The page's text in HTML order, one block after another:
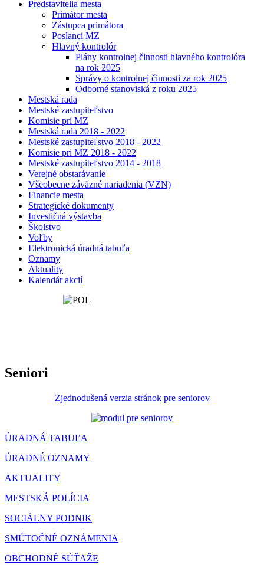
Predstavitelia mesta
Primátor mesta
Zástupca primátora
Poslanci MZ
Hlavný kontrolór
Plány kontrolnej činnosti hlavného kontrolóra
na rok 2025
Správy o kontrolnej činnosti za rok 2025
Odborné stanoviská z roku 2025
Mestská rada
Mestské zastupiteľstvo
Komisie pri MZ
Mestská rada 2018 - 2022
Mestské zastupiteľstvo 2018 - 2022
Komisie pri MZ 2018 - 2022
Mestské zastupiteľstvo 2014 - 2018
Verejné obstarávanie
Všeobecne záväzné nariadenia (VZN)
Financie mesta
Strategické dokumenty
Investičná výstavba
Školstvo
Voľby
Elektronická úradná tabuľa
Oznamy
Aktuality
Kalendár akcií
Seniori
Zjednodušená verzia stránok pre seniorov
ÚRADNÁ TABUĽA
ÚRADNÉ OZNAMY
AKTUALITY
MESTSKÁ POLÍCIA
SOCIÁLNY PODNIK
SMÚTOČNÉ OZNÁMENIA
OBCHODNÉ SÚŤAŽE